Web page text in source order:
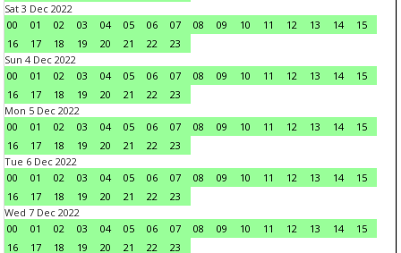
Sat 3 Dec 2022
00
01 02 03 04 05 06 07 08 09 10 11 12 13 14
15
16
17 18 19 20 21 22
23
Sun 4 Dec 2022
00
01 02 03 04 05 06 07 08 09 10 11 12 13 14
15
16
17 18 19 20 21 22
23
Mon 5 Dec 2022
00
01 02 03 04 05 06 07 08 09 10 11 12 13 14
15
16
17 18 19 20 21 22
23
Tue 6 Dec 2022
00
01 02 03 04 05 06 07 08 09 10 11 12 13 14
15
16
17 18 19 20 21 22
23
Wed 7 Dec 2022
00
01 02 03 04 05 06 07 08 09 10 11 12 13 14
15
16
17 18 19 20 21 22
23